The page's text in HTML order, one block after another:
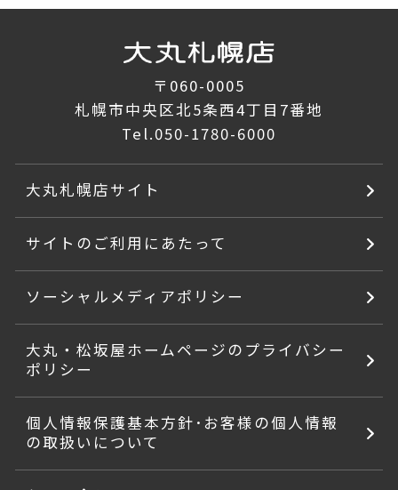
〒060-0005
札幌市中央区北5条西4丁目7番地
Tel.050-1780-6000
大丸札幌店サイト
サイトのご利用にあたって
ソーシャルメディアポリシー
大丸・松坂屋ホームページのプライバシー
ポリシー
個人情報保護基本方針･お客様の個人情報
の取扱いについて